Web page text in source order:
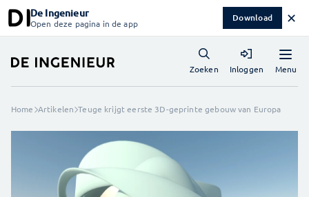
De Ingenieur
Open deze pagina in de app Download ✕
Menu
Zoeken Inloggen
Home Artikelen Teuge krijgt eerste 3D-geprinte gebouw van Europa